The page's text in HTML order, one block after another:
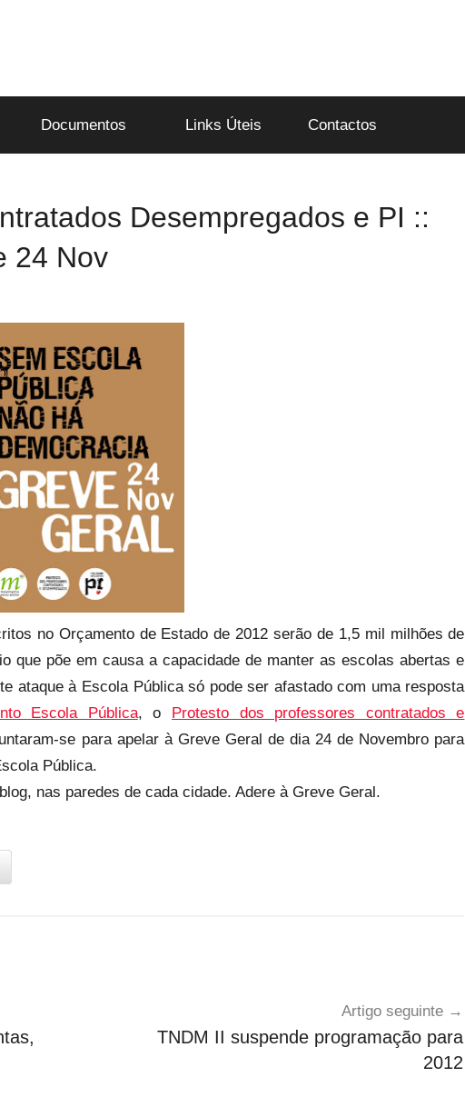
Documentos Links Úteis Contactos
Desempregados e PI ::
24 Nov
no Orçamento de Estado de 2012 serão de 1,5 mil milhões de
que põe em causa a capacidade de manter as escolas abertas e
ataque à Escola Pública só pode ser afastado com uma resposta
Escola Pública, o Protesto dos professores contratados e
se para apelar à Greve Geral de dia 24 de Novembro para
Pública.
nas paredes de cada cidade. Adere à Greve Geral.
Artigo seguinte
TNDM II suspende programação para
2012